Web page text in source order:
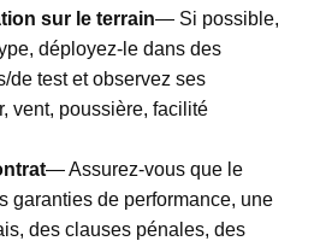
sur le terrain— Si possible,
déployez-le dans des
de test et observez ses
vent, poussière, facilité
— Assurez-vous que le
garanties de performance, une
des clauses pénales, des